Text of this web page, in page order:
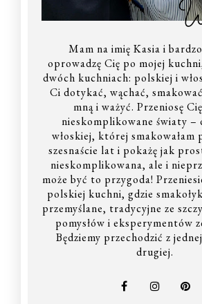
Mam na imię Kasia i
oprowadzę Cię po mojej
dwóch kuchniach: polskiej i
Ci dotykać, wąchać,
mną i ważyć. Przeniosę
nieskomplikowane światy –
włoskiej, której smakowałam
szesnaście lat i pokażę jak
nieskomplikowana, ale i
może być to przygoda!
polskiej kuchni, gdzie
przemyślane, tradycyjne ze
pomysłów i eksperymentów
Będziemy przechodzić z
drugiej.